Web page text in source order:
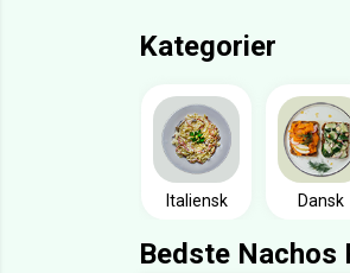
Kategorier
Italiensk Dansk
Bedste Nachos